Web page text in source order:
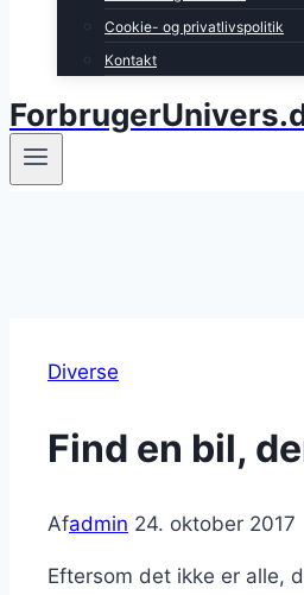
Cookie- og privatlivspolitik
Kontakt
Diverse
Find en bil,
Afadmin 24. oktober 2017
Eftersom det ikke er alle,